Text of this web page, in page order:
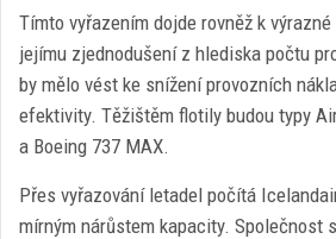
Tímto vyřazením dojde rovněž k
jejímu zjednodušení z hlediska počtu
by mělo vést ke snížení provozních
efektivity. Těžištěm flotily budou typy
a Boeing 737 MAX.
Přes vyřazování letadel počítá
mírným nárůstem kapacity. Společnost